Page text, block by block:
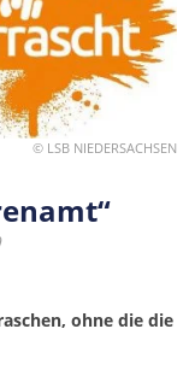
© LSB NIEDERSACHSEN
ohne die die